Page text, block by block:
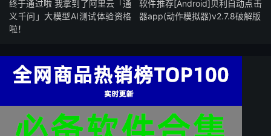
终于通过啦 我拿到了阿里云「通
义千问」大模型AI测试体验资格
啦！
软件推荐[Android]贝利自动点击
器app(动作模拟器)v2.7.8破解版